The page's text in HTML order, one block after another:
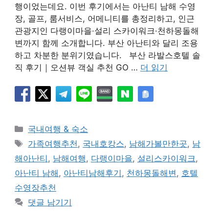
행이었는데요. 이번 후기에서는 아난티 남해 수영
장, 골프, 룸서비스, 어메니티를 총정리하고, 인근
관광지인 다랭이마을·설리 스카이워크·천하몽돌해
변까지 함께 소개합니다. 부산 아난티와 달리 조용
하고 차분한 분위기였습니다. 부산 라발스호텔 솔
직 후기｜오션뷰 객실 추천 GO … 더 읽기
카
테
리
국내여행 & 숙소
태
그
가족여행추천, 국내호캉스, 남해가볼만한곳, 남
해아난티 , 남해여행, 다랭이마을, 설리스카이워크,
아난티 남해 , 아난티남해후기 , 천하몽돌해변, 호텔
수영장추천
댓글 남기기